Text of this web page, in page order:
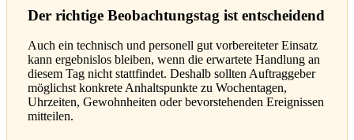
Der richtige Beobachtungstag ist entscheidend
Auch ein technisch und personell gut vorbereiteter Einsatz
kann ergebnislos bleiben, wenn die erwartete Handlung an
diesem Tag nicht stattfindet. Deshalb sollten Auftraggeber
möglichst konkrete Anhaltspunkte zu Wochentagen,
Uhrzeiten, Gewohnheiten oder bevorstehenden Ereignissen
mitteilen.